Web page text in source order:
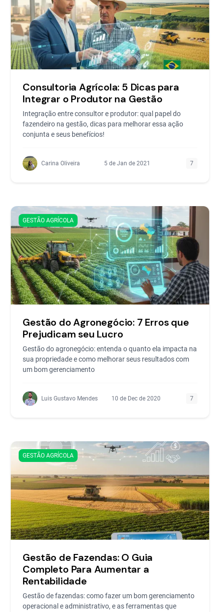
Consultoria Agrícola: 5 Dicas para
Integrar o Produtor na Gestão
Integração entre consultor e produtor: qual papel do
fazendeiro na gestão, dicas para melhorar essa ação
conjunta e seus benefícios!
Carina Oliveira 5 de Jan de 2021 7
GESTÃO AGRÍCOLA
Gestão do Agronegócio: 7 Erros que
Prejudicam seu Lucro
Gestão do agronegócio: entenda o quanto ela impacta na
sua propriedade e como melhorar seus resultados com
um bom gerenciamento
Luis Gustavo Mendes 10 de Dec de 2020 7
GESTÃO AGRÍCOLA
Gestão de Fazendas: O Guia
Completo Para Aumentar a
Rentabilidade
Gestão de fazendas: como fazer um bom gerenciamento
operacional e administrativo, e as ferramentas que